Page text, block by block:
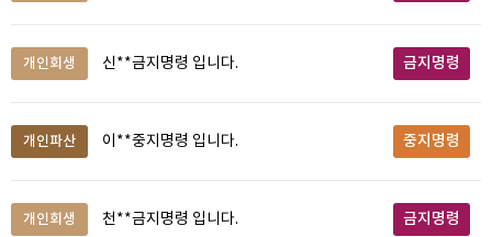
개인회생 신**금지명령 입니다. 금지명령
개인파산 이**중지명령 입니다. 중지명령
개인회생 천**금지명령 입니다. 금지명령